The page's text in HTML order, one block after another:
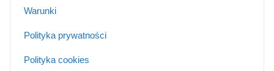
Warunki
Polityka prywatności
Polityka cookies